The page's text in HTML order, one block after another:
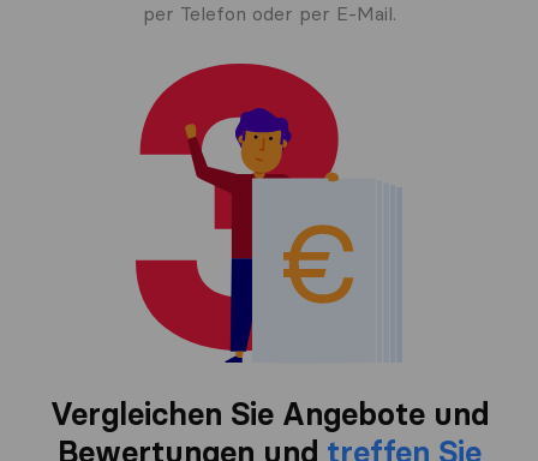
per Telefon oder per E-Mail.
Vergleichen Sie Angebote und
Bewertungen und treffen Sie